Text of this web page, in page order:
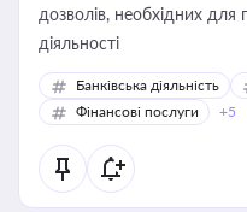
дозволів, необхідних
діяльності
Банківська діяльність
Фінансові послуги
+5